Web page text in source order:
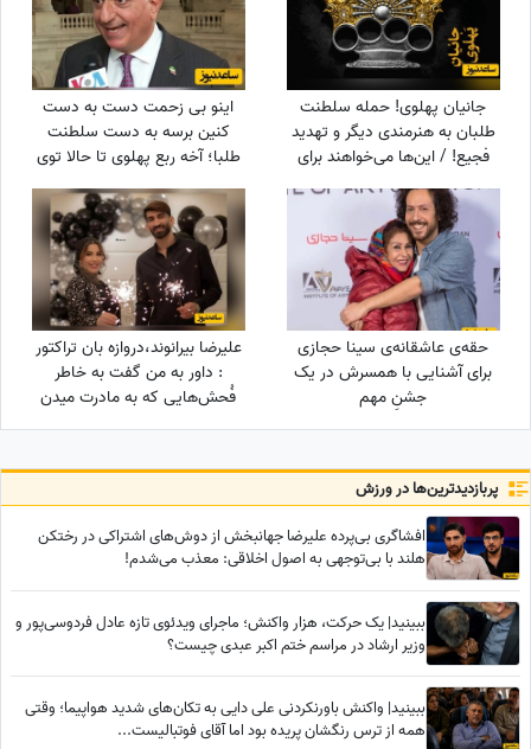
جانیان پهلوی! حمله سلطنت
طلبان به هنرمندی دیگر و تهدید
فجیع! / این‌ها می‌خواهند برای
ایران آزادی بیاورند؟!
اینو بی زحمت دست به دست
کنین برسه به دست سلطنت
طلبا؛ آخه ربع پهلوی تا حالا توی
دعوای محله‌ای هم شرکت نکرده
که آرزوی این چنینی براش
دارید!+ویدیو
حقه‌ی عاشقانه‌ی سینا حجازی
برای آشنایی با همسرش در یک
جشنِ مهم
علیرضا بیرانوند،دروازه بان تراکتور
: داور به من گفت به خاطر
فُحش‌هایی که به مادرت میدن
پربازدید‌ترین‌ها در ورزش
افشاگری بی‌پرده علیرضا جهانبخش از دوش‌های اشتراکی در رختکن
هلند با بی‌توجهی به اصول اخلاقی: معذب می‌شدم!
ببینید| یک حرکت، هزار واکنش؛ ماجرای ویدئوی تازه عادل فردوسی‌پور و
وزیر ارشاد در مراسم ختم اکبر عبدی چیست؟
ببینید| واکنش باورنکردنی علی دایی به تکان‌های شدید هواپیما؛ وقتی
همه از ترس رنگشان پریده بود اما آقای فوتبالیست...